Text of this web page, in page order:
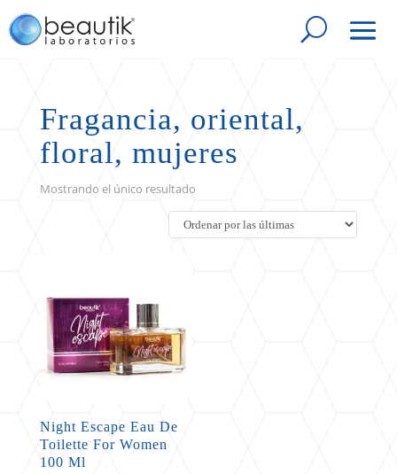
Fragancia, oriental,
floral, mujeres
Mostrando el único resultado
Night Escape Eau De
Toilette For Women
100 Ml